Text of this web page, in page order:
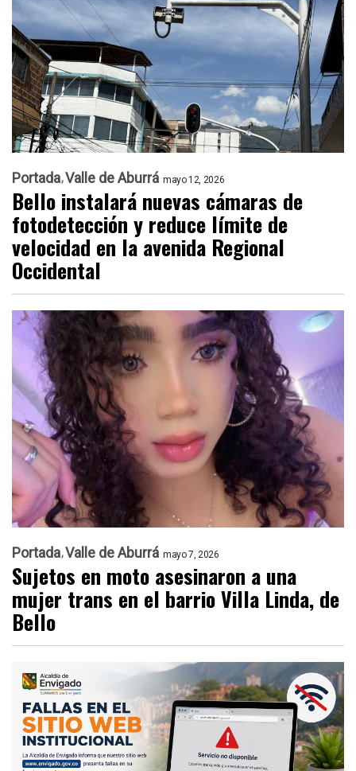
Portada Valle de Aburrá mayo 12, 2026
Bello instalará nuevas cámaras de
fotodetección y reduce límite de
velocidad en la avenida Regional
Occidental
Portada Valle de Aburrá mayo 7, 2026
Sujetos en moto asesinaron a una
mujer trans en el barrio Villa Linda, de
Bello